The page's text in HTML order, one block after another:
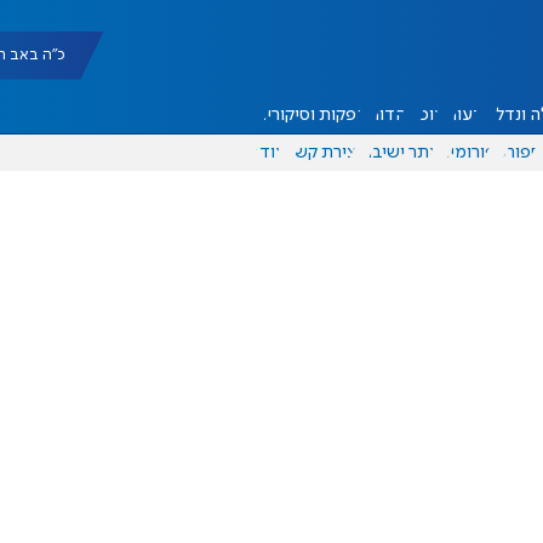
כ"ה באב תשפ"ו
ונדל"ן דעות אוכל יהדות הפקות וסיקורים
ספורט פורומים אתר ישיבה יצירת קשר עוד